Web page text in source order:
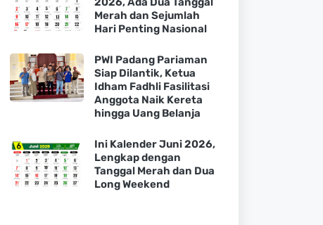
Merah dan Sejumlah
Hari Penting Nasional
PWI Padang Pariaman
Siap Dilantik, Ketua
Idham Fadhli Fasilitasi
Anggota Naik Kereta
hingga Uang Belanja
Ini Kalender Juni 2026,
Lengkap dengan
Tanggal Merah dan Dua
Long Weekend